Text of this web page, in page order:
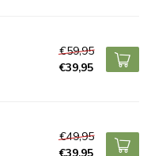
€59,95
€39,95
€49,95
€39,95